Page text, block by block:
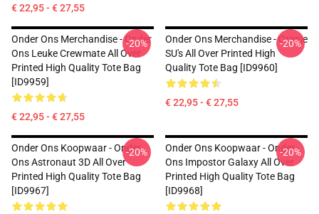
€ 22,95 - € 27,55
Onder Ons Merchandise - Onder
Ons Leuke Crewmate All Over
Printed High Quality Tote Bag
[ID9959]
€ 22,95 - € 27,55
-20%
Onder Ons Merchandise - Oranje
SU's All Over Printed High
Quality Tote Bag [ID9960]
€ 22,95 - € 27,55
-20%
Onder Ons Koopwaar - Onder
Ons Astronaut 3D All Over
Printed High Quality Tote Bag
[ID9967]
-20%
Onder Ons Koopwaar - Onder
Ons Impostor Galaxy All Over
Printed High Quality Tote Bag
[ID9968]
-20%